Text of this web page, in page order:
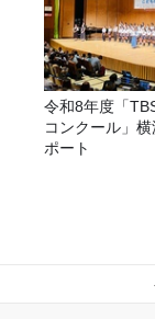
令和8年度「
コンクール」
ポート